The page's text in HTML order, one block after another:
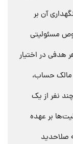
آن بر
مسئولیتی
هدفی در اختیار
مالک حساب،
نفر از یک
بر عهده
صلاحدید